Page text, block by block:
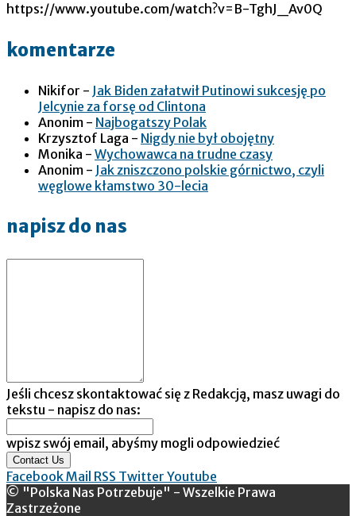
https://www.youtube.com/watch?v=B-TghJ_Av0Q
komentarze
Nikifor - Jak Biden załatwił Putinowi sukcesję po
Jelcynie za forsę od Clintona
Anonim - Najbogatszy Polak
Krzysztof Laga - Nigdy nie był obojętny
Monika - Wychowawca na trudne czasy
Anonim - Jak zniszczono polskie górnictwo, czyli
węglowe kłamstwo 30-lecia
napisz do nas
Jeśli chcesz skontaktować się z Redakcją, masz uwagi do
tekstu - napisz do nas:
wpisz swój email, abyśmy mogli odpowiedzieć
Contact Us
FacebookMail RSS Twitter Youtube
© "Polska Nas Potrzebuje" - Wszelkie Prawa
Zastrzeżone